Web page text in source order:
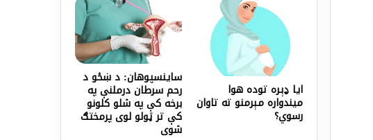
ایا ډېره توده هوا
میندواره مېرمنو ته تاوان
رسوي؟
ساینسپوهان: د ښځو د
رحم سرطان درملنې په
برخه کې په شلو کلونو
کې تر ټولو لوی پرمختګ
شوی